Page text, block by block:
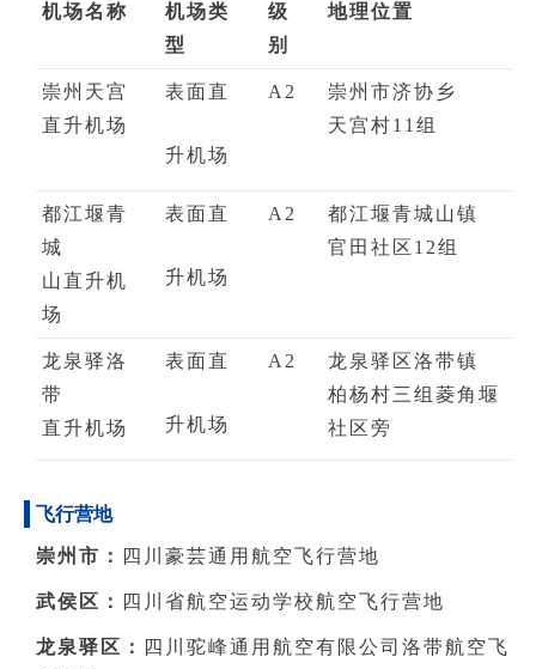
机场名称
机场类
型
级
别
地理位置
崇州天宫
直升机场
表面直
升机场
A2
崇州市济协乡
天宫村11组
都江堰青
城
山直升机
场
表面直
升机场
A2
都江堰青城山镇
官田社区12组
龙泉驿洛
带
直升机场
表面直
升机场
A2
龙泉驿区洛带镇
柏杨村三组菱角堰
社区旁
飞行营地
崇州市： 四川豪芸通用航空飞行营地
武侯区： 四川省航空运动学校航空飞行营地
龙泉驿区：
四川驼峰通用航空有限公司洛带航空飞